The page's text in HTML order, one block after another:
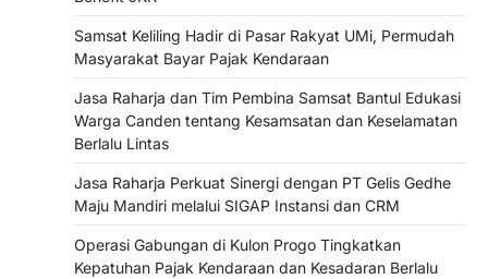
Samsat Keliling Hadir di Pasar Rakyat UMi, Permudah
Masyarakat Bayar Pajak Kendaraan
Jasa Raharja dan Tim Pembina Samsat Bantul Edukasi
Warga Canden tentang Kesamsatan dan Keselamatan
Berlalu Lintas
Jasa Raharja Perkuat Sinergi dengan PT Gelis Gedhe
Maju Mandiri melalui SIGAP Instansi dan CRM
Operasi Gabungan di Kulon Progo Tingkatkan
Kepatuhan Pajak Kendaraan dan Kesadaran Berlalu